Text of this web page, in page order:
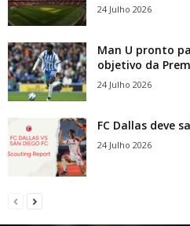
24 Julho 2026
Man U pronto
objetivo da
24 Julho 2026
FC Dallas deve
24 Julho 2026